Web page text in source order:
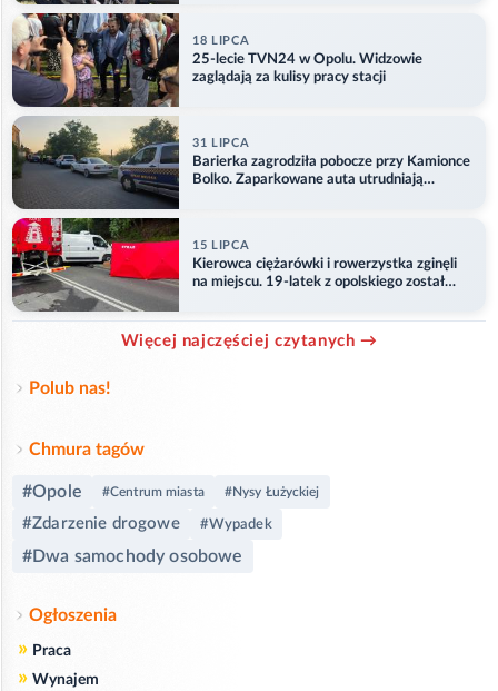
18 LIPCA
25-lecie TVN24 w Opolu. Widzowie
zaglądają za kulisy pracy stacji
31 LIPCA
Barierka zagrodziła pobocze przy Kamionce
Bolko. Zaparkowane auta utrudniają
15 LIPCA
Kierowca ciężarówki i rowerzystka zginęli
na miejscu. 19-latek z opolskiego został
Więcej najczęściej czytanych →
Polub nas!
Chmura tagów
#Opole #Centrum miasta #Nysy Łużyckiej
#Zdarzenie drogowe #Wypadek
#Dwa samochody osobowe
Ogłoszenia
» Praca
» Wynajem